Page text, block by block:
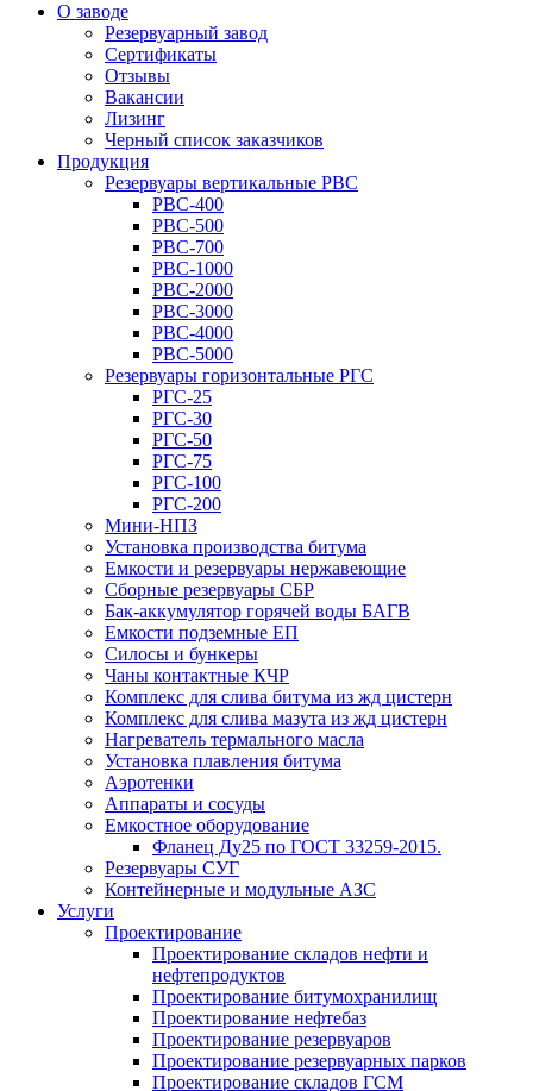
О заводе
Резервуарный завод
Сертификаты
Отзывы
Вакансии
Лизинг
Черный список заказчиков
Продукция
Резервуары вертикальные РВС
РВС-400
РВС-500
РВС-700
РВС-1000
РВС-2000
РВС-3000
РВС-4000
РВС-5000
Резервуары горизонтальные РГС
РГС-25
РГС-30
РГС-50
РГС-75
РГС-100
РГС-200
Мини-НПЗ
Установка производства битума
Емкости и резервуары нержавеющие
Сборные резервуары СБР
Бак-аккумулятор горячей воды БАГВ
Емкости подземные ЕП
Силосы и бункеры
Чаны контактные КЧР
Комплекс для слива битума из жд цистерн
Комплекс для слива мазута из жд цистерн
Нагреватель термального масла
Установка плавления битума
Аэротенки
Аппараты и сосуды
Емкостное оборудование
Фланец Ду25 по ГОСТ 33259-2015.
Резервуары СУГ
Контейнерные и модульные АЗС
Услуги
Проектирование
Проектирование складов нефти и
нефтепродуктов
Проектирование битумохранилищ
Проектирование нефтебаз
Проектирование резервуаров
Проектирование резервуарных парков
Проектирование складов ГСМ